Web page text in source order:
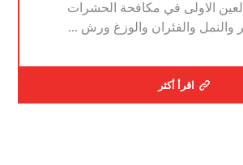
الاولى في مكافحة الحشرات
والنمل والفئران والوزغ ورش ...
اقرأ أكثر